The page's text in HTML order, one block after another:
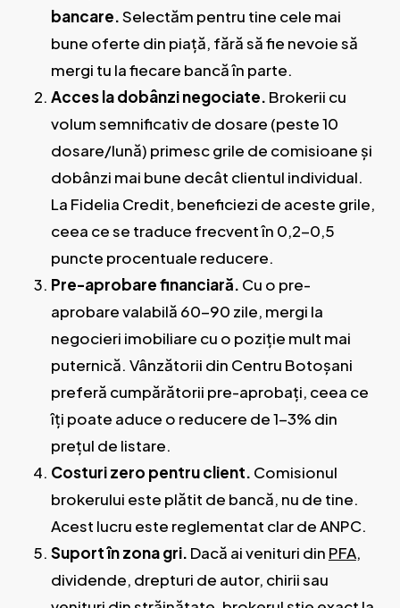
bancare.Selectăm pentru tine cele mai
bune oferte din piață, fără să fie nevoie să
mergi tu la fiecare bancă în parte.
Acces la dobânzi negociate. Brokerii cu
volum semnificativ de dosare (peste 10
dosare/lună) primesc grile de comisioane și
dobânzi mai bune decât clientul individual.
La Fidelia Credit, beneficiezi de aceste grile,
ceea ce se traduce frecvent în 0,2-0,5
puncte procentuale reducere.
Pre-aprobare financiară. Cu o pre-
aprobare valabilă 60-90 zile, mergi la
negocieri imobiliare cu o poziție mult mai
puternică. Vânzătorii din Centru Botoșani
preferă cumpărătorii pre-aprobați, ceea ce
îți poate aduce o reducere de 1-3% din
prețul de listare.
Costuri zero pentru client. Comisionul
brokerului este plătit de bancă, nu de tine.
Acest lucru este reglementat clar de ANPC.
Suport în zona gri. Dacă ai venituri din PFA,
dividende, drepturi de autor, chirii sau